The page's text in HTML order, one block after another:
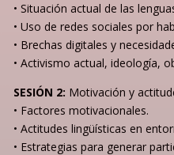
• Situación actual de las
• Uso de redes sociales por
• Brechas digitales y
• Activismo actual, ideología,
SESIÓN 2: Motivación y
• Factores motivacionales.
• Actitudes lingüísticas en
• Estrategias para generar